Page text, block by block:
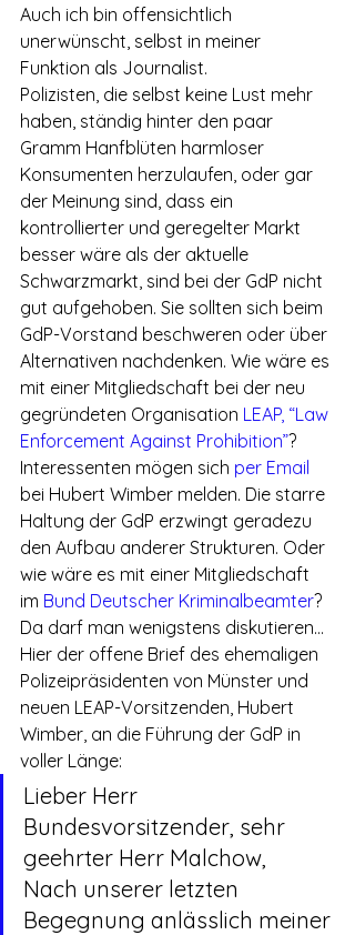
Auch ich bin offensichtlich
unerwünscht, selbst in meiner
Funktion als Journalist.
Polizisten, die selbst keine Lust mehr
haben, ständig hinter den paar
Gramm Hanfblüten harmloser
Konsumenten herzulaufen, oder gar
der Meinung sind, dass ein
kontrollierter und geregelter Markt
besser wäre als der aktuelle
Schwarzmarkt, sind bei der GdP nicht
gut aufgehoben. Sie sollten sich beim
GdP-Vorstand beschweren oder über
Alternativen nachdenken. Wie wäre es
mit einer Mitgliedschaft bei der neu
gegründeten Organisation LEAP, “Law
Enforcement Against Prohibition”?
Interessenten mögen sich per Email
bei Hubert Wimber melden. Die starre
Haltung der GdP erzwingt geradezu
den Aufbau anderer Strukturen. Oder
wie wäre es mit einer Mitgliedschaft
im Bund Deutscher Kriminalbeamter?
Da darf man wenigstens diskutieren…
Hier der offene Brief des ehemaligen
Polizeipräsidenten von Münster und
neuen LEAP-Vorsitzenden, Hubert
Wimber, an die Führung der GdP in
voller Länge:
Lieber Herr
Bundesvorsitzender, sehr
geehrter Herr Malchow,
Nach unserer letzten
Begegnung anlässlich meiner